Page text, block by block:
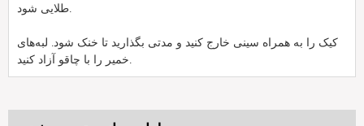
طلایی شود.
کیک را به همراه سینی خارج کنید و مدتی بگذارید تا خنک شود. لبه‌های
خمیر را با چاقو آزاد کنید.